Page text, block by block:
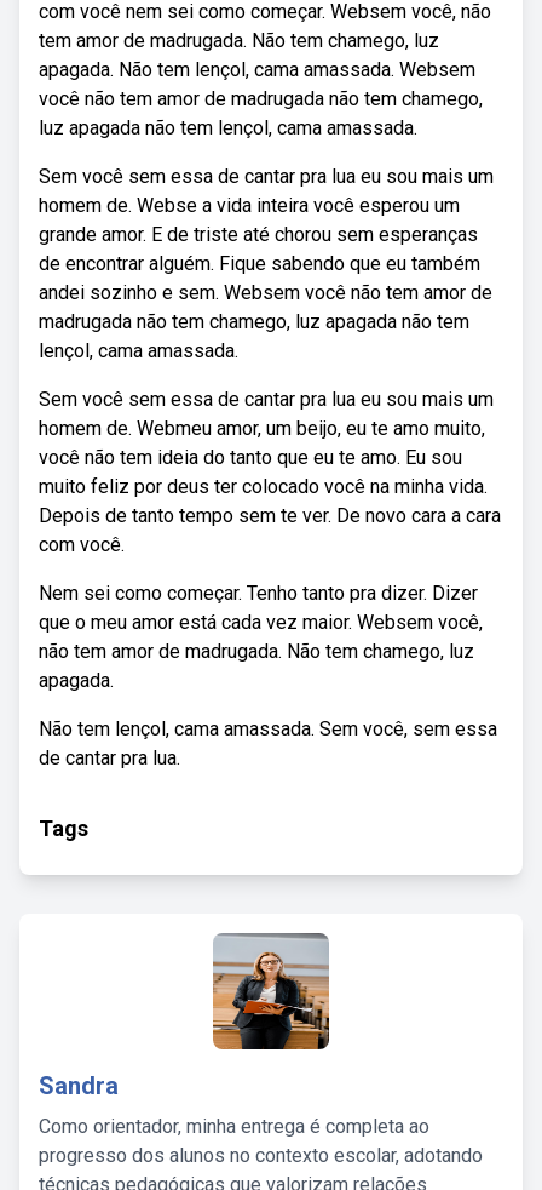
com você nem sei como começar. Websem você, não
tem amor de madrugada. Não tem chamego, luz
apagada. Não tem lençol, cama amassada. Websem
você não tem amor de madrugada não tem chamego,
luz apagada não tem lençol, cama amassada.
Sem você sem essa de cantar pra lua eu sou mais um
homem de. Webse a vida inteira você esperou um
grande amor. E de triste até chorou sem esperanças
de encontrar alguém. Fique sabendo que eu também
andei sozinho e sem. Websem você não tem amor de
madrugada não tem chamego, luz apagada não tem
lençol, cama amassada.
Sem você sem essa de cantar pra lua eu sou mais um
homem de. Webmeu amor, um beijo, eu te amo muito,
você não tem ideia do tanto que eu te amo. Eu sou
muito feliz por deus ter colocado você na minha vida.
Depois de tanto tempo sem te ver. De novo cara a cara
com você.
Nem sei como começar. Tenho tanto pra dizer. Dizer
que o meu amor está cada vez maior. Websem você,
não tem amor de madrugada. Não tem chamego, luz
apagada.
Não tem lençol, cama amassada. Sem você, sem essa
de cantar pra lua.
Tags
Sandra
Como orientador, minha entrega é completa ao
progresso dos alunos no contexto escolar, adotando
técnicas pedagógicas que valorizam relações